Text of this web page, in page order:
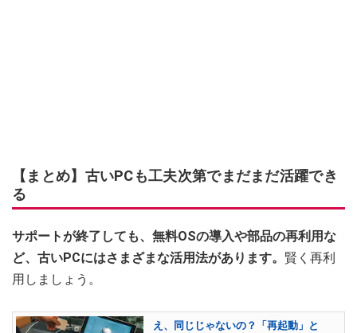
【まとめ】古いPCも工夫次第でまだまだ活躍でき
る
サポートが終了しても、無料OSの導入や部品の再利用な
ど、古いPCにはさまざまな活用法があります。 賢く再利
用しましょう。
え、同じじゃないの？「再起動」と